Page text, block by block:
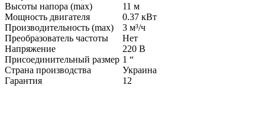
Высоты напора (max)
11 м
Мощность двигателя
0.37 кВт
Производительность (max)
3 м³/ч
Преобразователь частоты
Нет
Напряжение
220 В
Присоединительный размер 1 “
Страна производства
Украина
Гарантия
12